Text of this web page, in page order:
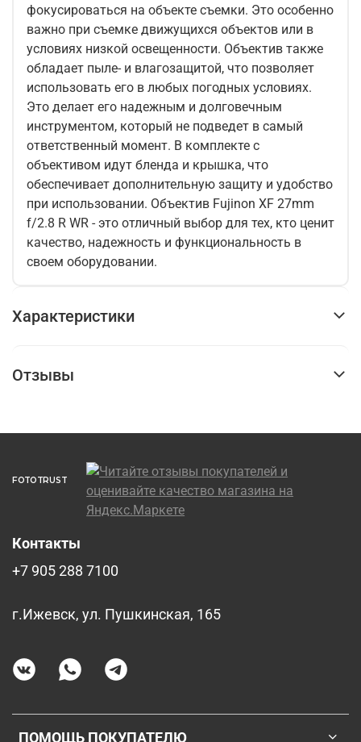
фокусироваться на объекте съемки. Это особенно
важно при съемке движущихся объектов или в
условиях низкой освещенности. Объектив также
обладает пыле- и влагозащитой, что позволяет
использовать его в любых погодных условиях.
Это делает его надежным и долговечным
инструментом, который не подведет в самый
ответственный момент. В комплекте с
объективом идут бленда и крышка, что
обеспечивает дополнительную защиту и удобство
при использовании. Объектив Fujinon XF 27mm
f/2.8 R WR - это отличный выбор для тех, кто ценит
качество, надежность и функциональность в
своем оборудовании.
Характеристики
Отзывы
FOTOTRUST
ПОМОЩЬ ПОКУПАТЕЛЮ
Контакты
+7 905 288 7100
г.Ижевск, ул. Пушкинская, 165